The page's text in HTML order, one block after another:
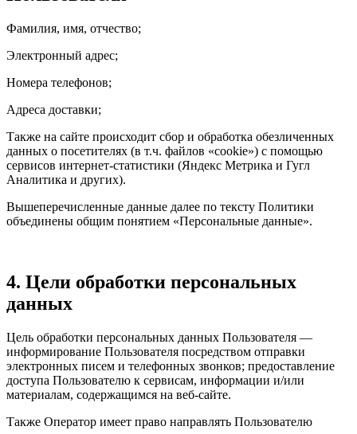
Фамилия, имя, отчество;
Электронный адрес;
Номера телефонов;
Адреса доставки;
Также на сайте происходит сбор и обработка обезличенных
данных о посетителях (в т.ч. файлов «cookie») с помощью
сервисов интернет-статистики (Яндекс Метрика и Гугл
Аналитика и других).
Вышеперечисленные данные далее по тексту Политики
объединены общим понятием «Персональные данные».
4. Цели обработки персональных
данных
Цель обработки персональных данных Пользователя —
информирование Пользователя посредством отправки
электронных писем и телефонных звонков; предоставление
доступа Пользователю к сервисам, информации и/или
материалам, содержащимся на веб-сайте.
Также Оператор имеет право направлять Пользователю